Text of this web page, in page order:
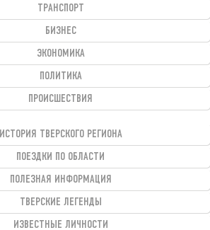
ТРАНСПОРТ
БИЗНЕС
ЭКОНОМИКА
ПОЛИТИКА
ПРОИСШЕСТВИЯ
ИСТОРИЯ ТВЕРСКОГО РЕГИОНА
ПОЕЗДКИ ПО ОБЛАСТИ
ПОЛЕЗНАЯ ИНФОРМАЦИЯ
ТВЕРСКИЕ ЛЕГЕНДЫ
ИЗВЕСТНЫЕ ЛИЧНОСТИ